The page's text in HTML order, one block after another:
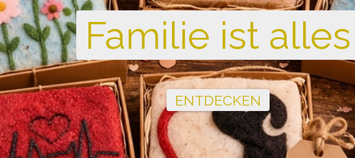
Geburtstag feiern
Ballons · Tischdeko · Karten · Zahlen
GEBURTSTAGSDEKO ENTDECKEN